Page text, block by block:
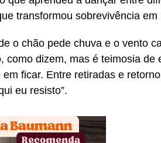
transformou sobrevivência em
o chão pede chuva e o vento
dizem, mas é teimosia de
ficar. Entre retiradas e
eu resisto”.